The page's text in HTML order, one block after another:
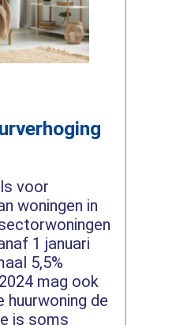
voor
woningen in
1 januari
5,5%
mag ook
de
is soms